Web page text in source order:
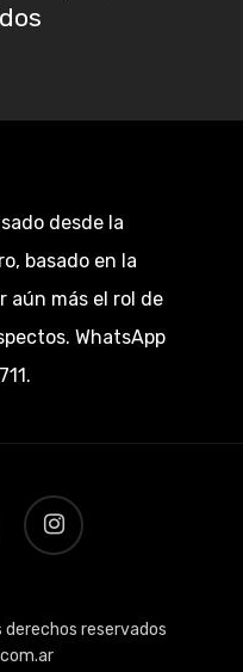
desde la
basado en la
aún más el rol de
WhatsApp
instagram
reservados